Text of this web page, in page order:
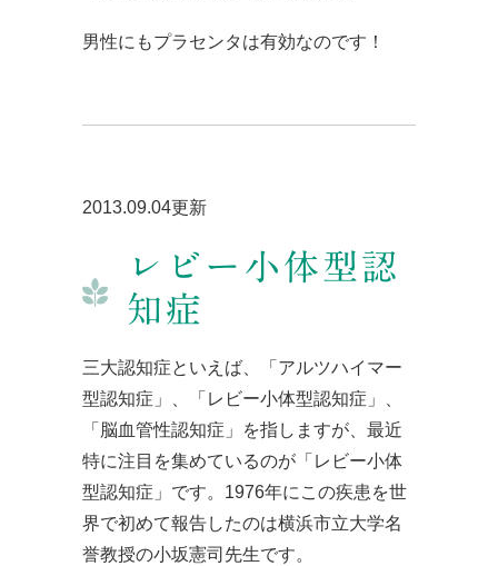
男性にもプラセンタは有効なのです！
2013.09.04更新
レビー小体型認
知症
三大認知症といえば、「アルツハイマー
型認知症」、「レビー小体型認知症」、
「脳血管性認知症」を指しますが、最近
特に注目を集めているのが「レビー小体
型認知症」です。1976年にこの疾患を世
界で初めて報告したのは横浜市立大学名
誉教授の小坂憲司先生です。